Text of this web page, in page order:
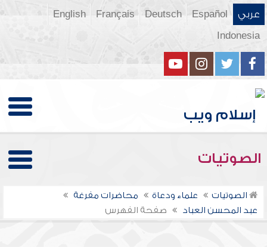
عربي Español
Deutsch
Français
English
Indonesia
الصوتيات
الصوتيات علماء ودعاة
محاضرات مفرغة
عبد المحسن العباد
صفحة الفهرس